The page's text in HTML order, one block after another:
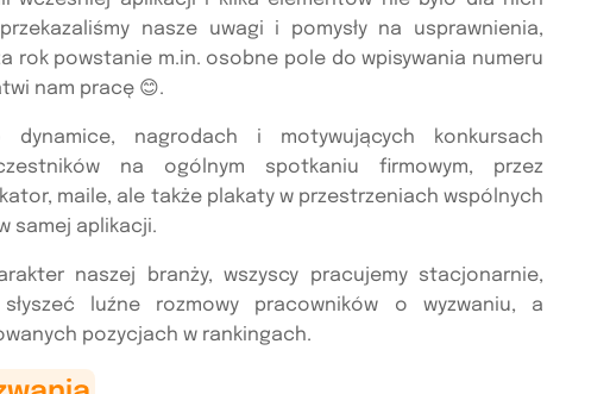
nasze uwagi i pomysły na usprawnienia,
rok powstanie m.in. osobne pole do wpisywania numeru
nam pracę 😊.
dynamice, nagrodach i motywujących konkursach
na ogólnym spotkaniu firmowym, przez
maile, ale także plakaty w przestrzeniach wspólnych
samej aplikacji.
naszej branży, wszyscy pracujemy stacjonarnie,
luźne rozmowy pracowników o wyzwaniu, a
pozycjach w rankingach.